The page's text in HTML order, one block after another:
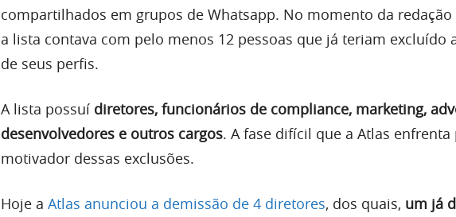
compartilhados em grupos de Whatsapp. No momento da redação
a lista contava com pelo menos 12 pessoas que já teriam excluído
de seus perfis.
A lista possuí diretores, funcionários de compliance, marketing,
desenvolvedores e outros cargos. A fase difícil que a Atlas enfrenta
motivador dessas exclusões.
Hoje a Atlas anunciou a demissão de 4 diretores, dos quais, um já